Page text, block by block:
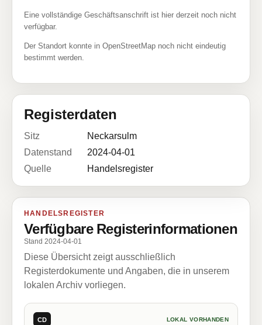
Eine vollständige Geschäftsanschrift ist hier derzeit noch nicht
verfügbar.
Der Standort konnte in OpenStreetMap noch nicht eindeutig
bestimmt werden.
Registerdaten
Sitz
Neckarsulm
Datenstand
2024-04-01
Quelle
Handelsregister
HANDELSREGISTER
Verfügbare Registerinformationen
Stand 2024-04-01
Diese Übersicht zeigt ausschließlich
Registerdokumente und Angaben, die in unserem
lokalen Archiv vorliegen.
CD LOKAL VORHANDEN